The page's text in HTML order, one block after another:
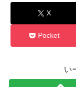
X
Pocket
い